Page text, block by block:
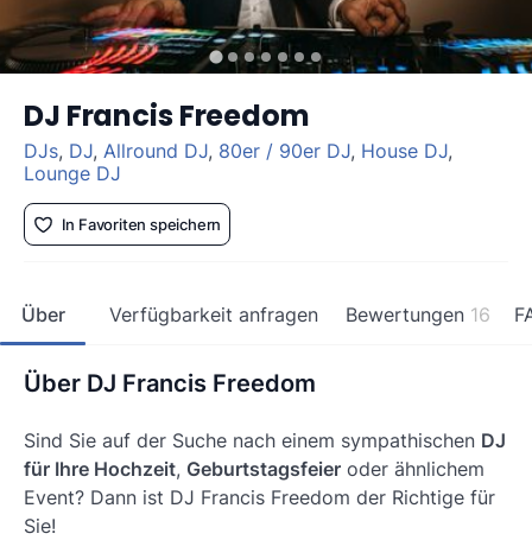
DJ Francis Freedom
DJs, DJ, Allround DJ, 80er / 90er DJ, House DJ,
Lounge DJ
In Favoriten speichern
Über Verfügbarkeit anfragen Bewertungen 16
Über DJ Francis Freedom
Sind Sie auf der Suche nach einem sympathischen DJ
für Ihre Hochzeit, Geburtstagsfeier oder ähnlichem
Event? Dann ist DJ Francis Freedom der Richtige für
Sie!